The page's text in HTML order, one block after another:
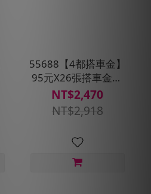
55688【4都搭車金】
95元X26張搭車金★
贈搭車金150元(限桃
園、台中、台南、高
雄區域通用)
NT$2,470
NT$2,918